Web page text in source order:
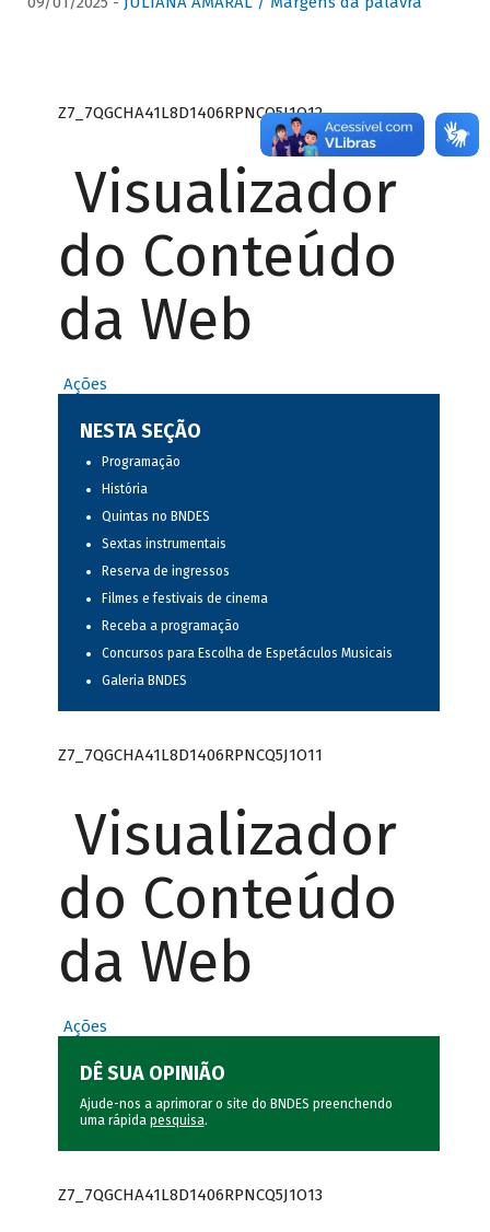
Z7_7QGCHA41L8D1406RPNCQ5J1O12
Visualizador
do Conteúdo
da Web
Ações
NESTA SEÇÃO
Programação
História
Quintas no BNDES
Sextas instrumentais
Reserva de ingressos
Filmes e festivais de cinema
Receba a programação
Concursos para Escolha de Espetáculos Musicais
Galeria BNDES
Z7_7QGCHA41L8D1406RPNCQ5J1O11
Visualizador
do Conteúdo
da Web
Ações
DÊ SUA OPINIÃO
Ajude-nos a aprimorar o site do BNDES preenchendo
uma rápida pesquisa.
Z7_7QGCHA41L8D1406RPNCQ5J1O13